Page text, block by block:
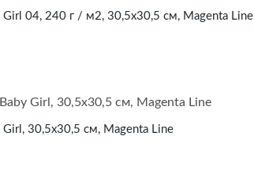
Girl 04, 240 г / м2, 30,5х30,5 см, Magenta Line
Girl, 30,5х30,5 см, Magenta Line